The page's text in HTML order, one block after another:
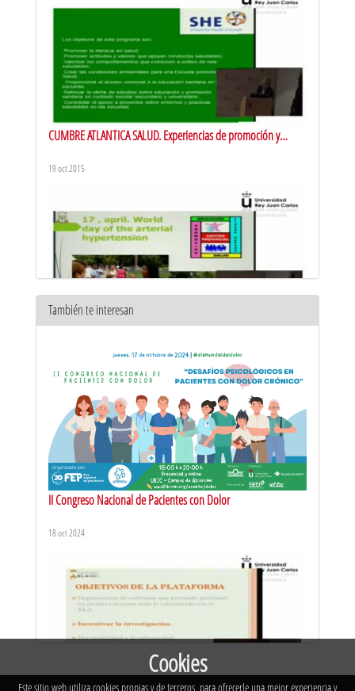
CUMBRE ATLANTICA SALUD. Experiencias de promoción y
19 oct 2015
19 oct 2015
CUMBRE ATLANTICA SALUD. Licenciatura en Educación para la
19 oct 2015
También te interesan
II Congreso Nacional de Pacientes con Dolor
18 oct 2024
Cookies
Este sitio web utiliza cookies propias y de terceros, para ofrecerle una mejor experiencia y